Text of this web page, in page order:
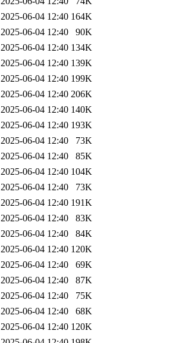
2025-06-04 12:40 164K
2025-06-04 12:40
90K
2025-06-04 12:40 134K
2025-06-04 12:40 139K
2025-06-04 12:40 199K
2025-06-04 12:40 206K
2025-06-04 12:40 140K
2025-06-04 12:40 193K
2025-06-04 12:40
73K
2025-06-04 12:40
85K
2025-06-04 12:40 104K
2025-06-04 12:40
73K
2025-06-04 12:40 191K
2025-06-04 12:40
83K
2025-06-04 12:40
84K
2025-06-04 12:40 120K
2025-06-04 12:40
69K
2025-06-04 12:40
87K
2025-06-04 12:40
75K
2025-06-04 12:40
68K
2025-06-04 12:40 120K